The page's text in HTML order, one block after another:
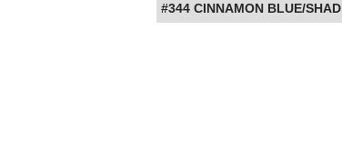
#344 CINNAMON BLUE/SHAD